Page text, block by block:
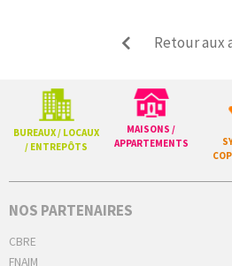
Retour aux
BUREAUX / LOCAUX
/ ENTREPÔTS
MAISONS /
APPARTEMENTS
NOS PARTENAIRES
CBRE
FNAIM